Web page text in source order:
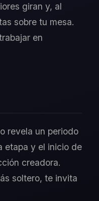
giran y, al
sobre tu mesa.
en
revela un periodo
etapa y el inicio de
creadora.
soltero, te invita